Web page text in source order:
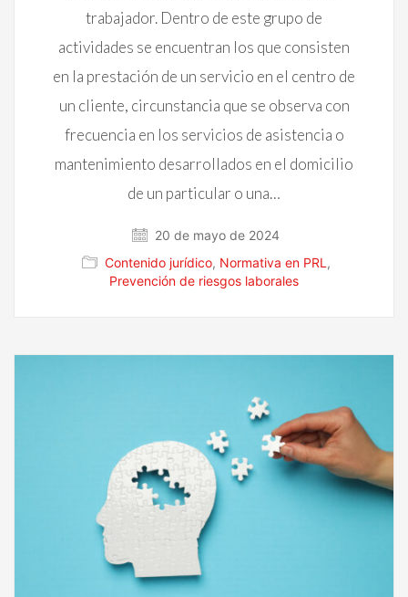
trabajador. Dentro de este grupo de
actividades se encuentran los que consisten
en la prestación de un servicio en el centro de
un cliente, circunstancia que se observa con
frecuencia en los servicios de asistencia o
mantenimiento desarrollados en el domicilio
de un particular o una…
20 de mayo de 2024
Contenido jurídico, Normativa en PRL,
Prevención de riesgos laborales